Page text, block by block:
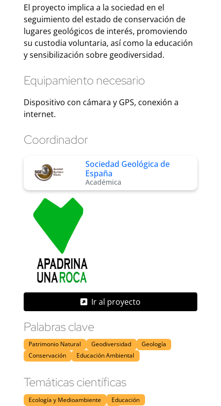
El proyecto implica a la sociedad en el
seguimiento del estado de conservación de
lugares geológicos de interés, promoviendo
su custodia voluntaria, así como la educación
y sensibilización sobre geodiversidad.
Equipamiento necesario
Dispositivo con cámara y GPS, conexión a
internet.
Coordinador
Sociedad Geológica de
España
Académica
Ir al proyecto
Palabras clave
Patrimonio Natural Geodiversidad
Geología
Conservación
Educación Ambiental
Temáticas científicas
Ecología y Medioambiente
Educación